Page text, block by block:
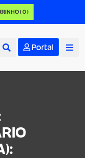
( 0 )
Portal